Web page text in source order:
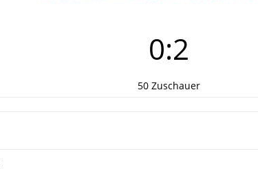
0:2
50 Zuschauer